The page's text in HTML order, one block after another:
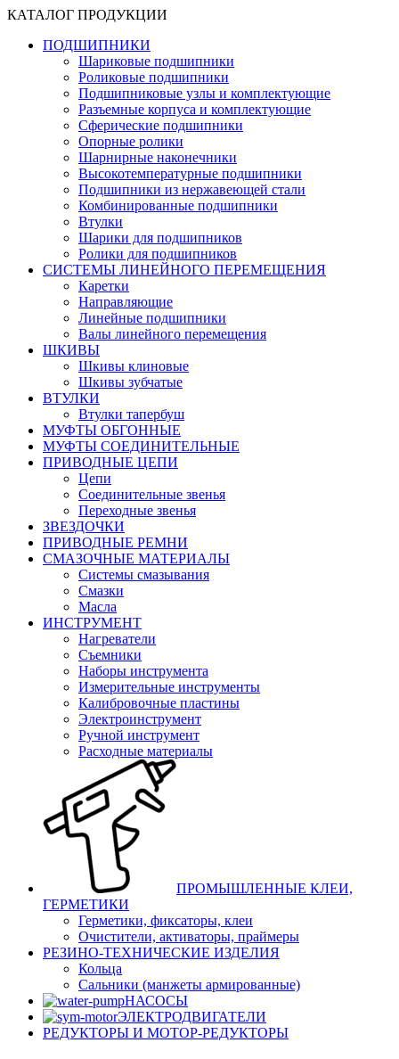
КАТАЛОГ ПРОДУКЦИИ
ПОДШИПНИКИ
Шариковые подшипники
Роликовые подшипники
Подшипниковые узлы и комплектующие
Разъемные корпуса и комплектующие
Сферические подшипники
Опорные ролики
Шарнирные наконечники
Высокотемпературные подшипники
Подшипники из нержавеющей стали
Комбинированные подшипники
Втулки
Шарики для подшипников
Ролики для подшипников
СИСТЕМЫ ЛИНЕЙНОГО ПЕРЕМЕЩЕНИЯ
Каретки
Направляющие
Линейные подшипники
Валы линейного перемещения
ШКИВЫ
Шкивы клиновые
Шкивы зубчатые
ВТУЛКИ
Втулки тапербуш
МУФТЫ ОБГОННЫЕ
МУФТЫ СОЕДИНИТЕЛЬНЫЕ
ПРИВОДНЫЕ ЦЕПИ
Цепи
Соединительные звенья
Переходные звенья
ЗВЕЗДОЧКИ
ПРИВОДНЫЕ РЕМНИ
СМАЗОЧНЫЕ МАТЕРИАЛЫ
Системы смазывания
Смазки
Масла
ИНСТРУМЕНТ
Нагреватели
Съемники
Наборы инструмента
Измерительные инструменты
Калибровочные пластины
Электроинструмент
Ручной инструмент
Расходные материалы
ПРОМЫШЛЕННЫЕ КЛЕИ,
ГЕРМЕТИКИ
Герметики, фиксаторы, клеи
Очистители, активаторы, праймеры
РЕЗИНО-ТЕХНИЧЕСКИЕ ИЗДЕЛИЯ
Кольца
Сальники (манжеты армированные)
НАСОСЫ
ЭЛЕКТРОДВИГАТЕЛИ
РЕДУКТОРЫ И МОТОР-РЕДУКТОРЫ